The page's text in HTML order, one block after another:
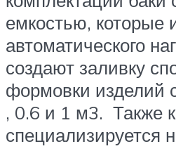
емкостью,
автоматического
создают заливку
формовки изделий
, 0.6 и 1 м3. Также
специализируется